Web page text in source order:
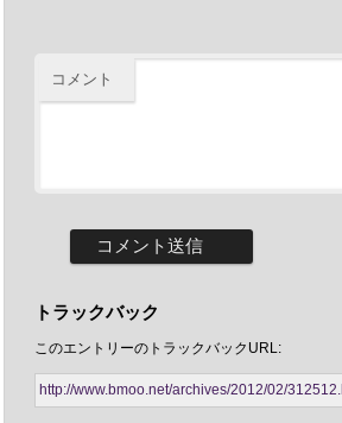
コメント
トラックバック
このエントリーのトラックバックURL:
http://www.bmoo.net/archives/2012/02/